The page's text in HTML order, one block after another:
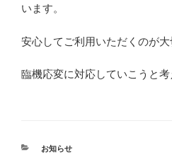
います。
安心してご利用いただくのが大
臨機応変に対応していこうと考
カ
お知らせ